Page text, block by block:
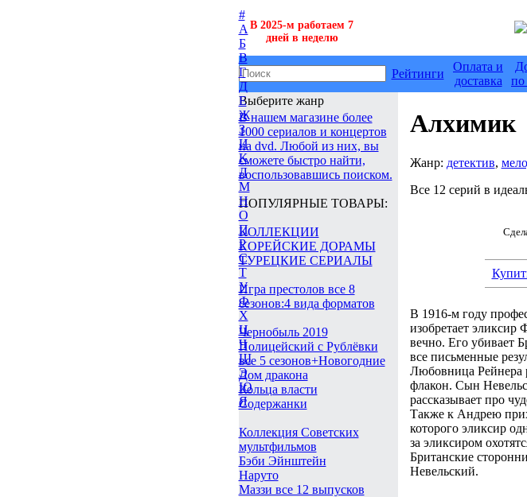
В 2025-м работаем 7
дней в неделю
Рейтинги
Оплата и
доставка
Выберите жанр
#
А
Б
В
Г
Д
Е
Ж
З
И
К
Л
М
Н
О
П
Р
С
Т
У
Ф
Х
Ц
Ч
Ш
Э
Ю
Я
В нашем магазине более
1000 сериалов и концертов
на dvd. Любой из них, вы
сможете быстро найти,
воспользовавшись поиском.
ПОПУЛЯРНЫЕ ТОВАРЫ:
КОЛЛЕКЦИИ
КОРЕЙСКИЕ ДОРАМЫ
ТУРЕЦКИЕ СЕРИАЛЫ
Игра престолов все 8
сезонов:4 вида форматов
Чернобыль 2019
Полицейский с Рублёвки
все 5 сезонов+Новогодние
Дом дракона
Кольца власти
Содержанки
Коллекция Советских
мультфильмов
Бэби Эйнштейн
Наруто
Маззи все 12 выпусков
Алхимик
Жанр: детектив,
Все 12 серий в
В 1916-м году
изобретает
вечно. Его убивает
все письменные
Любовница Рейнера
флакон. Сын
рассказывает про
Также к Андрею
которого эликсир
за эликсиром
Британские
Невельский.